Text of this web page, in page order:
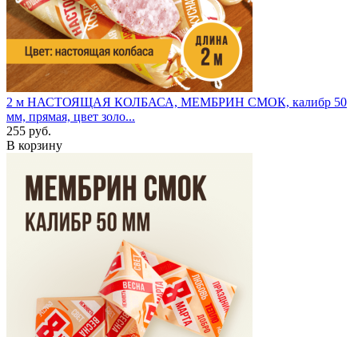
2 м НАСТОЯЩАЯ КОЛБАСА, МЕМБРИН СМОК, калибр 50
мм, прямая, цвет золо...
255 руб.
В корзину